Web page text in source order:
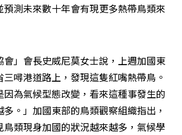
預測未來數十年會有現更多熱帶鳥類來
會」會長史威尼莫女士說，上週加國東
噚港道路上，發現這隻紅嘴熱帶鳥。
因為氣候型態改變，看來這種事發生的
。」加國東部的鳥類觀察組織指出，
類現身加國的狀況越來越多，氣候學